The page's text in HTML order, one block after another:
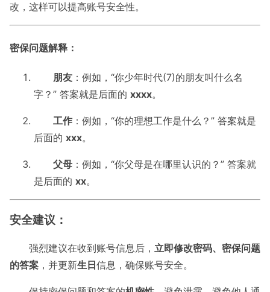
改，这样可以提高账号安全性。
密保问题解释：
朋友 ：例如，“你少年时代(7)的朋友叫什么名
字？” 答案就是后面的 xxxx。
工作 ：例如，“你的理想工作是什么？” 答案就是
后面的 xxx。
父母 ：例如，“你父母是在哪里认识的？” 答案就
是后面的 xx。
安全建议：
强烈建议在收到账号信息后， 立即修改密码、密保问题
的答案 ，并更新生日信息，确保账号安全。